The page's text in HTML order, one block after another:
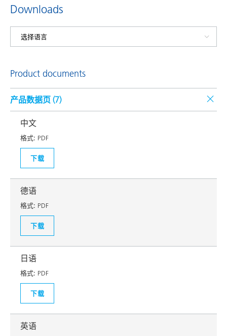
Downloads
Product documents
产品数据页 (7)
中文
格式: PDF
下载
德语
格式: PDF
下载
日语
格式: PDF
下载
英语